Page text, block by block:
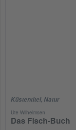
Küstentitel,Natur
Ute Wilhelmsen
Das Fisch-Buch